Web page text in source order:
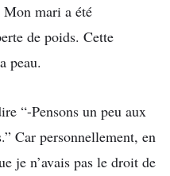
Mon mari a été
de poids. Cette
peau.
“-Pensons un peu aux
Car personnellement, en
je n’avais pas le droit de